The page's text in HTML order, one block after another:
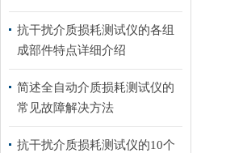
抗干扰介质损耗测试仪的各组
成部件特点详细介绍
简述全自动介质损耗测试仪的
常见故障解决方法
抗干扰介质损耗测试仪的10个